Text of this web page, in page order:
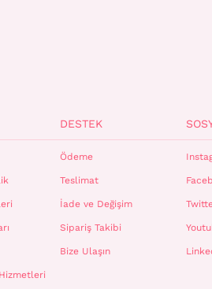
DESTEK
Ödeme
Teslimat
İade ve Değişim
Sipariş Takibi
Bize Ulaşın